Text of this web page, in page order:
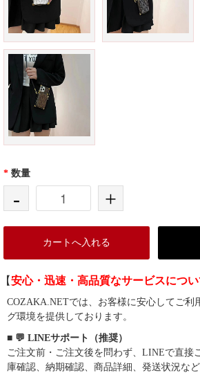
* 数量
- +
カートへ入れる
【安心・迅速・高品質なサービスについ
COZAKA.NETでは、お客様に安心してご利
グ環境を提供しております。
■ 💬 LINEサポート（推奨）
ご注文前・ご注文後を問わず、LINEで直接
庫確認、納期確認、商品詳細、発送状況な